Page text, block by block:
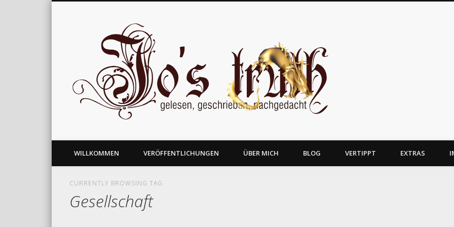
gelesen, geschrieben und nachgedacht
WILLKOMMEN VERÖFFENTLICHUNGEN ÜBER MICH BLOG VERTIPPT EXTRAS
CURRENTLY BROWSING TAG
Gesellschaft